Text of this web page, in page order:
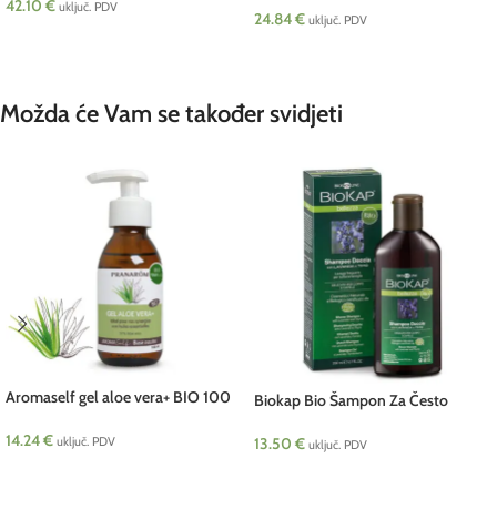
42.10 € uključ. PDV
24.84€ uključ. PDV
Možda će Vam se također svidjeti
Aromaself gel aloe vera+ BIO 100
14.24€ uključ. PDV
Biokap Bio Šampon Za Često
Telura
13.50 € uključ. PDV